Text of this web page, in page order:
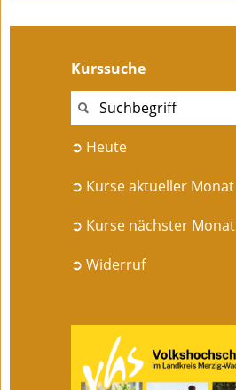
Kurssuche
➲ Heute
➲ Kurse aktueller Monat
➲ Kurse nächster Monat
➲ Widerruf